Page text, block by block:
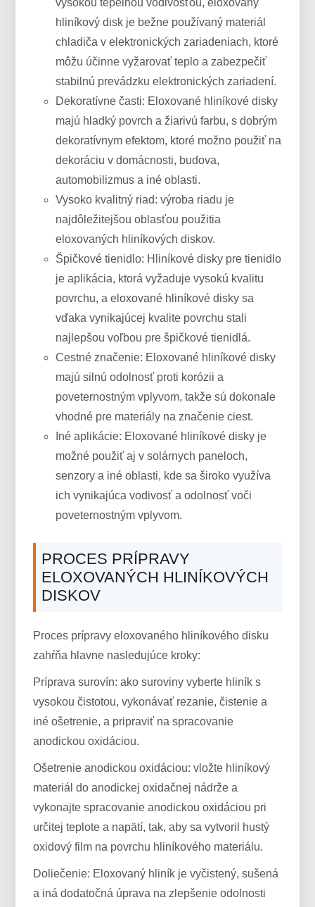
vysokou tepelnou vodivosťou, eloxovaný
hliníkový disk je bežne používaný materiál
chladiča v elektronických zariadeniach, ktoré
môžu účinne vyžarovať teplo a zabezpečiť
stabilnú prevádzku elektronických zariadení.
Dekoratívne časti: Eloxované hliníkové disky
majú hladký povrch a žiarivú farbu, s dobrým
dekoratívnym efektom, ktoré možno použiť na
dekoráciu v domácnosti, budova,
automobilizmus a iné oblasti.
Vysoko kvalitný riad: výroba riadu je
najdôležitejšou oblasťou použitia
eloxovaných hliníkových diskov.
Špičkové tienidlo: Hliníkové disky pre tienidlo
je aplikácia, ktorá vyžaduje vysokú kvalitu
povrchu, a eloxované hliníkové disky sa
vďaka vynikajúcej kvalite povrchu stali
najlepšou voľbou pre špičkové tienidlá.
Cestné značenie: Eloxované hliníkové disky
majú silnú odolnosť proti korózii a
poveternostným vplyvom, takže sú dokonale
vhodné pre materiály na značenie ciest.
Iné aplikácie: Eloxované hliníkové disky je
možné použiť aj v solárnych paneloch,
senzory a iné oblasti, kde sa široko využíva
ich vynikajúca vodivosť a odolnosť voči
poveternostným vplyvom.
PROCES PRÍPRAVY
ELOXOVANÝCH HLINÍKOVÝCH
DISKOV
Proces prípravy eloxovaného hliníkového disku
zahŕňa hlavne nasledujúce kroky:
Príprava surovín: ako suroviny vyberte hliník s
vysokou čistotou, vykonávať rezanie, čistenie a
iné ošetrenie, a pripraviť na spracovanie
anodickou oxidáciou.
Ošetrenie anodickou oxidáciou: vložte hliníkový
materiál do anodickej oxidačnej nádrže a
vykonajte spracovanie anodickou oxidáciou pri
určitej teplote a napätí, tak, aby sa vytvoril hustý
oxidový film na povrchu hliníkového materiálu.
Doliečenie: Eloxovaný hliník je vyčistený, sušená
a iná dodatočná úprava na zlepšenie odolnosti